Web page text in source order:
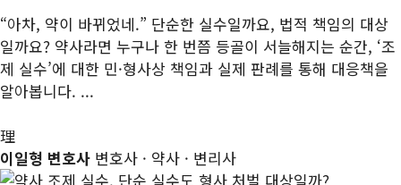
“아차, 약이 바뀌었네.” 단순한 실수일까요, 법적 책임의 대상
일까요? 약사라면 누구나 한 번쯤 등골이 서늘해지는 순간, ‘조
제 실수’에 대한 민·형사상 책임과 실제 판례를 통해 대응책을
알아봅니다. ...
理
이일형 변호사 변호사 · 약사 · 변리사